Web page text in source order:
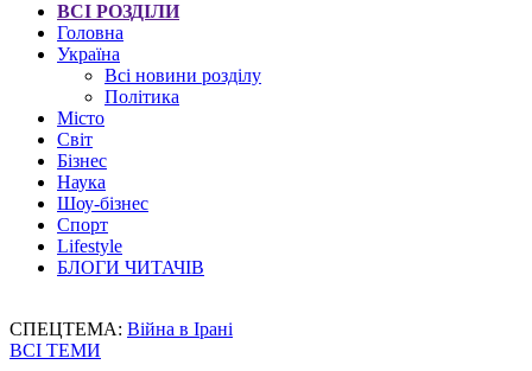
ВСІ РОЗДІЛИ
Головна
Україна
Всі новини розділу
Політика
Місто
Світ
Бізнес
Наука
Шоу-бізнес
Спорт
Lifestyle
БЛОГИ ЧИТАЧІВ
СПЕЦТЕМА: Війна в Ірані
ВСІ ТЕМИ